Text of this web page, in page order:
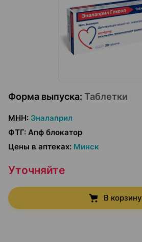
Форма выпуска: Таблетки
МНН: Эналаприл
ФТГ: Апф блокатор
Цены в аптеках: Минск
Уточняйте
В корзину